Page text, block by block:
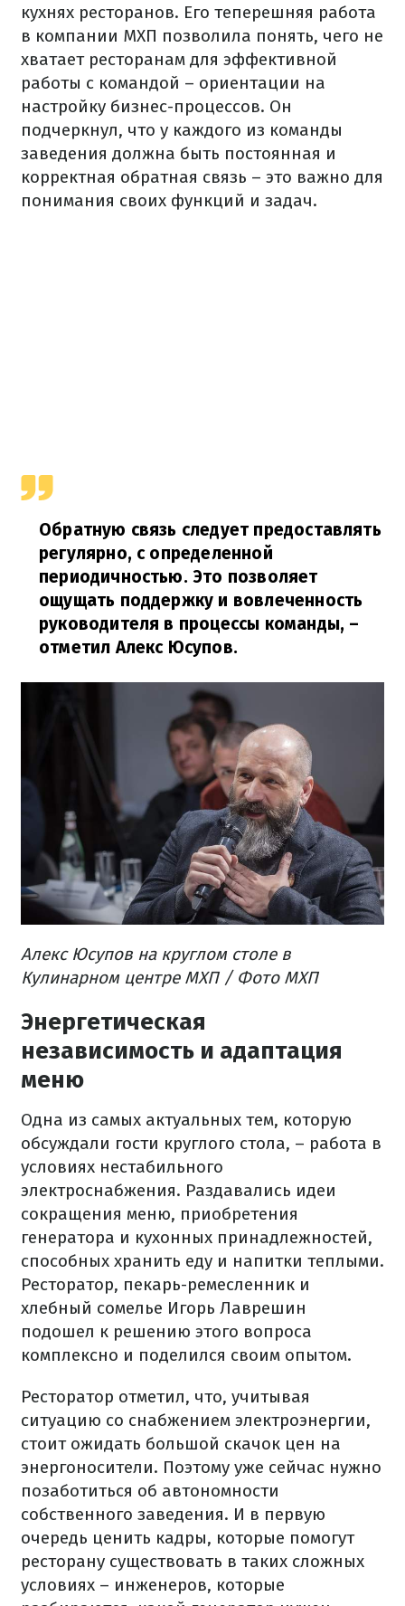
кухнях ресторанов. Его теперешняя работа
в компании МХП позволила понять, чего не
хватает ресторанам для эффективной
работы с командой – ориентации на
настройку бизнес-процессов. Он
подчеркнул, что у каждого из команды
заведения должна быть постоянная и
корректная обратная связь – это важно для
понимания своих функций и задач.
Обратную связь следует предоставлять
регулярно, с определенной
периодичностью. Это позволяет
ощущать поддержку и вовлеченность
руководителя в процессы команды, –
отметил Алекс Юсупов.
Алекс Юсупов на круглом столе в
Кулинарном центре МХП / Фото МХП
Энергетическая
независимость и адаптация
меню
Одна из самых актуальных тем, которую
обсуждали гости круглого стола, – работа в
условиях нестабильного
электроснабжения. Раздавались идеи
сокращения меню, приобретения
генератора и кухонных принадлежностей,
способных хранить еду и напитки теплыми.
Ресторатор, пекарь-ремесленник и
хлебный сомелье Игорь Лаврешин
подошел к решению этого вопроса
комплексно и поделился своим опытом.
Ресторатор отметил, что, учитывая
ситуацию со снабжением электроэнергии,
стоит ожидать большой скачок цен на
энергоносители. Поэтому уже сейчас нужно
позаботиться об автономности
собственного заведения. И в первую
очередь ценить кадры, которые помогут
ресторану существовать в таких сложных
условиях – инженеров, которые